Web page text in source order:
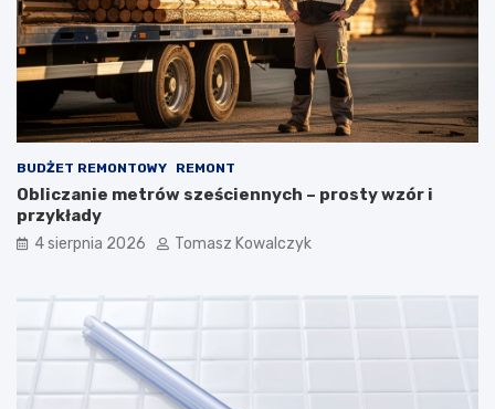
BUDŻET REMONTOWY REMONT
Obliczanie metrów sześciennych – prosty wzór i
przykłady
4 sierpnia 2026 Tomasz Kowalczyk